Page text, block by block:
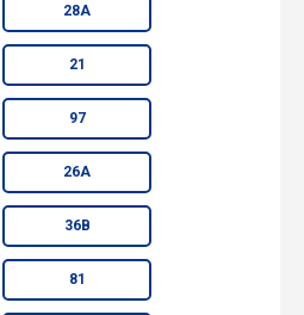
28А
21
97
26А
36В
81